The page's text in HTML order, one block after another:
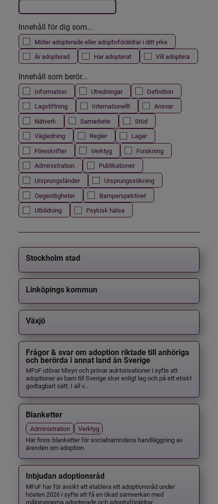
Innehåll för dig som...
Möter adopterade eller adoptivföräldrar i ditt yrke
Är adopterad
Har adopterat Vill adoptera
Innehåll som berör...
Information Utredningar
Definition
Lagstiftning
Internationellt
Ansvar
Nätverk
Samarbete
Stöd
Vägledning
Regler
Lagar
Föreskrifter
Verktyg
Forskning
Administration
Publikationer
Ursprungsländer
Ursprungssökning
Oegentligheter
Barnperspektivet
Utbildning
Psykisk hälsa
Stockholm stad
Linköpings kommun
Växjö
Frågor & svar om adoption riktade till anhöriga
och berörda i annat land än Sverige
MFoF utövar tillsyn och prövar auktorisationer i syfte att
adoptioner av barn till Sverige sker enligt lag och på ett etiskt
godtagbart sätt. I all v...
Blanketter
Administration
Verktyg
Här finns blanketter för socialnämndens handläggning av
ärenden om adoption.
Inbjudan adoptionsråd
MFoF har för avsikt att etablera ett adoptionsråd under
hösten 2026 i syfte att få en ökad samverkan med
målgrupperna adopterade och adoptivföräldrar...